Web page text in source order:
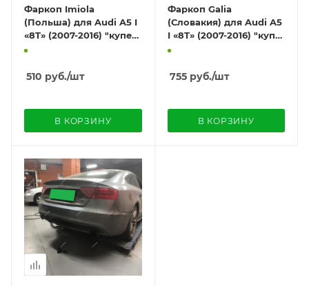
Фаркоп Imiola
(Польша) для Audi A5 I
«8T» (2007-2016) "купе/
лифтбек (Sportback)"
510 руб./шт
В КОРЗИНУ
Фаркоп Galia
(Словакия) для Audi A5
I «8T» (2007-2016) "купе/
лифтбек (Sportback)"
755руб./шт
В КОРЗИНУ